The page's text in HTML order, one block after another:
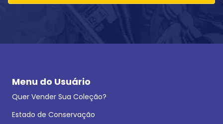
Menu do Usuário
Quer Vender Sua Coleção?
Estado de Conservação